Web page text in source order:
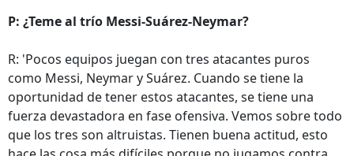
P: ¿Teme al trío Messi-Suárez-Neymar?
R: 'Pocos equipos juegan con tres atacantes puros
como Messi, Neymar y Suárez. Cuando se tiene la
oportunidad de tener estos atacantes, se tiene una
fuerza devastadora en fase ofensiva. Vemos sobre todo
que los tres son altruistas. Tienen buena actitud, esto